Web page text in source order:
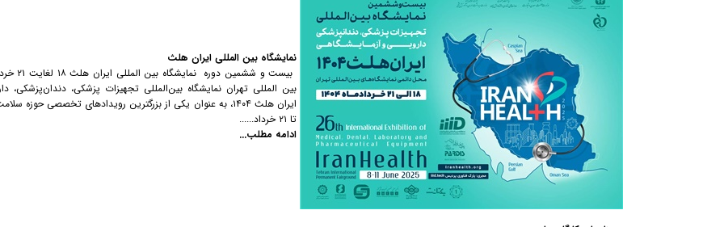
نمایشگاه بین المللی ایران هلث
بین المللی تهران نمایشگاه بین‌المللی تجهیزات پزشکی، دندان‌پزشکی،
تا ۲۱ خرداد......
ادامه مطلب...